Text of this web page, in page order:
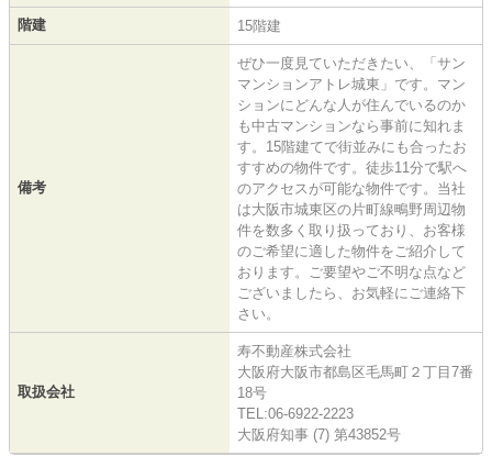
階建 15階建
備考
ぜひ一度見ていただきたい、「サン
マンションアトレ城東」です。マン
ションにどんな人が住んでいるのか
も中古マンションなら事前に知れま
す。15階建てで街並みにも合ったお
すすめの物件です。徒歩11分で駅へ
のアクセスが可能な物件です。当社
は大阪市城東区の片町線鴫野周辺物
件を数多く取り扱っており、お客様
のご希望に適した物件をご紹介して
おります。ご要望やご不明な点など
ございましたら、お気軽にご連絡下
さい。
取扱会社
寿不動産株式会社
大阪府大阪市都島区毛馬町２丁目7番
18号
TEL:06-6922-2223
大阪府知事 (7) 第43852号